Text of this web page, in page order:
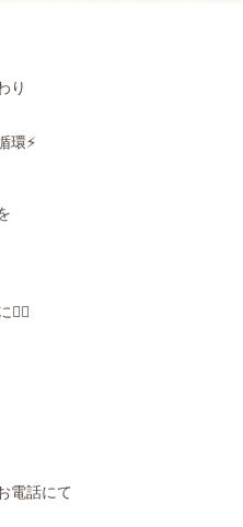
り
環⚡️
🙋‍♀️
電話にて